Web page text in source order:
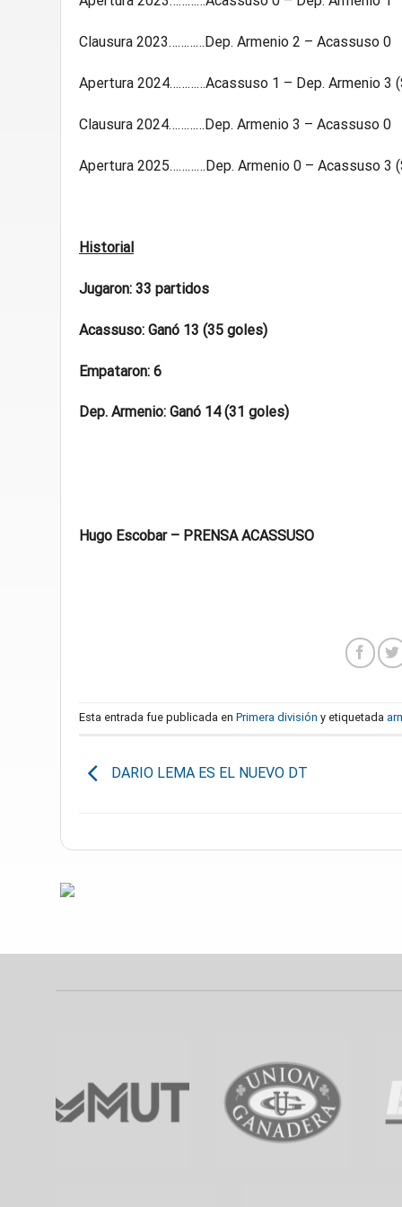
Clausura 2023…………Dep. Armenio 2 – Acassuso 0
Apertura 2024…………Acassuso 1 – Dep. Armenio 3
Clausura 2024…………Dep. Armenio 3 – Acassuso 0
Apertura 2025…………Dep. Armenio 0 – Acassuso 3
Historial
Jugaron: 33 partidos
Acassuso: Ganó 13 (35 goles)
Empataron: 6
Dep. Armenio: Ganó 14 (31 goles)
Hugo Escobar – PRENSA ACASSUSO
Esta entrada fue publicada en Primera división y etiquetada
DARIO LEMA ES EL NUEVO DT